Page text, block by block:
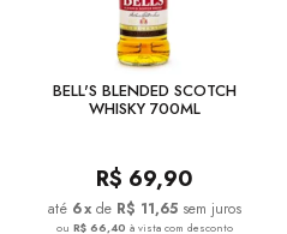
BELL'S BLENDED SCOTCH
WHISKY 700ML
R$ 69,90
6x de R$ 11,65 sem juros
ou R$ 66,40 à vista com desconto